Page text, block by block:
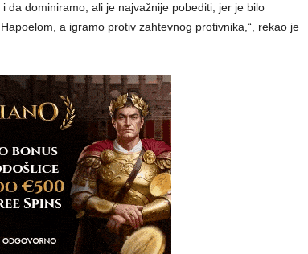
da dominiramo, ali je najvažnije pobediti, jer je bilo
a igramo protiv zahtevnog protivnika,“, rekao je